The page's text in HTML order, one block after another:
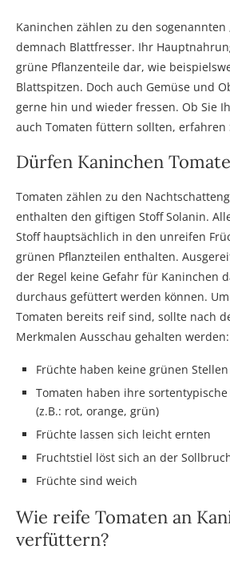
Kaninchen zählen zu den sogenannten
demnach Blattfresser. Ihr
grüne Pflanzenteile dar, wie
Blattspitzen. Doch auch Gemüse und
gerne hin und wieder fressen. Ob Sie
auch Tomaten füttern sollten, erfahren
Dürfen Kaninchen
Tomaten zählen zu den
enthalten den giftigen Stoff Solanin.
Stoff hauptsächlich in den unreifen
grünen Pflanzteilen enthalten.
der Regel keine Gefahr für Kaninchen
durchaus gefüttert werden können.
Tomaten bereits reif sind, sollte nach
Merkmalen Ausschau gehalten werden:
Früchte haben keine grünen
Tomaten haben ihre
(z.B.: rot, orange, grün)
Früchte lassen sich leicht ernten
Fruchtstiel löst sich an der
Früchte sind weich
Wie reife Tomaten an
verfüttern?